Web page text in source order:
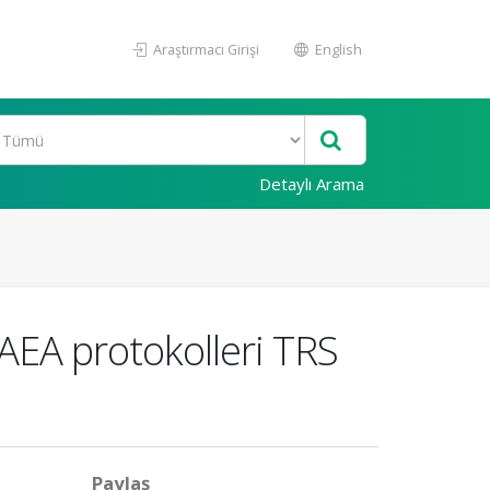
Araştırmacı Girişi English
Detaylı Arama
protokolleri TRS
Paylaş